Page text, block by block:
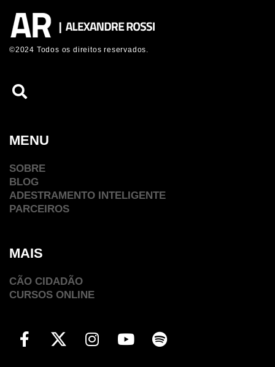
©2024 Todos os direitos reservados.
MENU
SOBRE
BLOG
ADESTRAMENTO INTELIGENTE
PARCEIROS
MAIS
CÃO CIDADÃO
CURSOS ONLINE